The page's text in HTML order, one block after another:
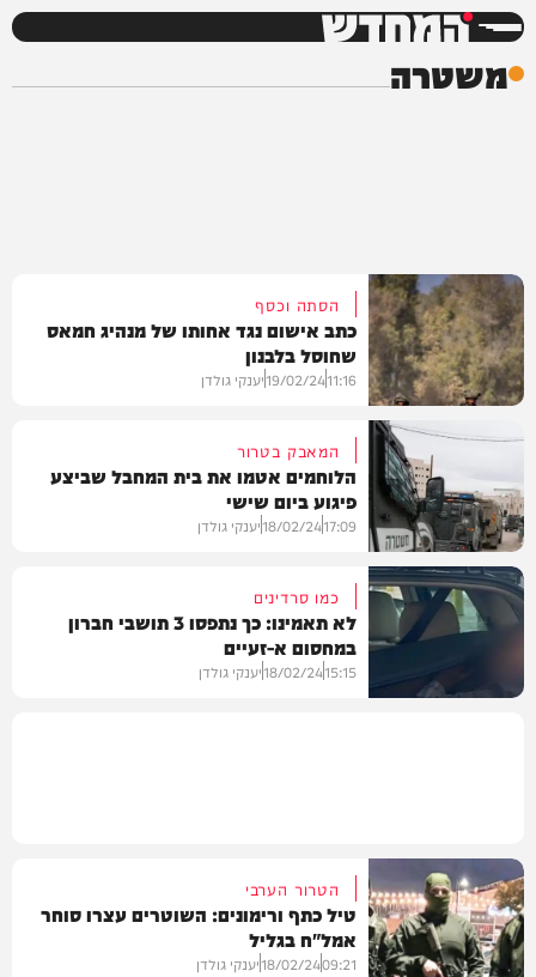
המחדש
משטרה
חדשות
הסתה וכסף
כתב אישום נגד אחותו של מנהיג חמאס
שחוסל בלבנון
11:16
19/02/24יענקי גולדן
משטרה
המאבק בטרור
הלוחמים אטמו את בית המחבל שביצע
פיגוע ביום שישי
17:09
18/02/24יענקי גולדן
כמו סרדינים
לא תאמינו: כך נתפסו 3 תושבי חברון
במחסום א-זעיים
15:15
18/02/24יענקי גולדן
הטרור הערבי
טיל כתף ורימונים: השוטרים עצרו סוחר
אמל"ח בגליל
09:21
18/02/24יענקי גולדן